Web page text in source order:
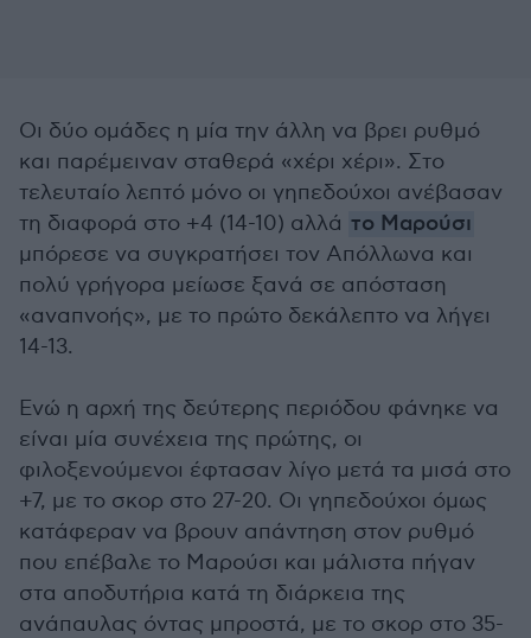
Οι δύο ομάδες η μία την άλλη να βρει ρυθμό
και παρέμειναν σταθερά «χέρι χέρι». Στο
τελευταίο λεπτό μόνο οι γηπεδούχοι ανέβασαν
τη διαφορά στο +4 (14-10) αλλά το Μαρούσι
μπόρεσε να συγκρατήσει τον Απόλλωνα και
πολύ γρήγορα μείωσε ξανά σε απόσταση
«αναπνοής», με το πρώτο δεκάλεπτο να λήγει
14-13.
Ενώ η αρχή της δεύτερης περιόδου φάνηκε να
είναι μία συνέχεια της πρώτης, οι
φιλοξενούμενοι έφτασαν λίγο μετά τα μισά στο
+7, με το σκορ στο 27-20. Οι γηπεδούχοι όμως
κατάφεραν να βρουν απάντηση στον ρυθμό
που επέβαλε το Μαρούσι και μάλιστα πήγαν
στα αποδυτήρια κατά τη διάρκεια της
ανάπαυλας όντας μπροστά, με το σκορ στο 35-